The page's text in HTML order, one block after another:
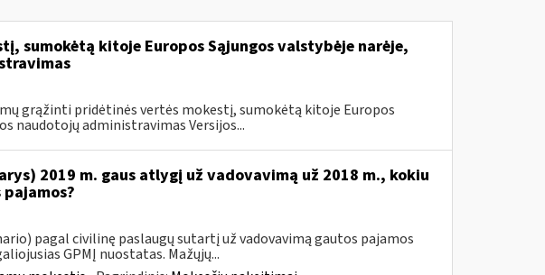
sumokėtą kitoje Europos Sąjungos valstybėje narėje,
grąžinti pridėtinės vertės mokestį, sumokėtą kitoje Europos
naudotojų administravimas Versijos...
2019 m. gaus atlygį už vadovavimą už 2018 m., kokiu
pagal civilinę paslaugų sutartį už vadovavimą gautos pajamos
GPMĮ nuostatas. Mažųjų...